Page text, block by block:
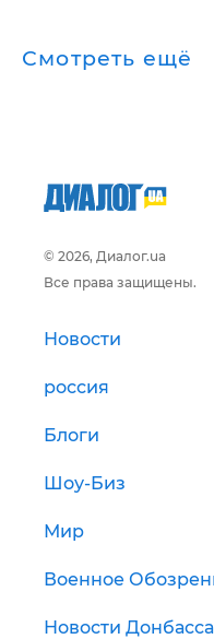
Смотреть ещё
© 2026, Диалог.ua
Все права защищены.
Новости
россия
Блоги
Шоу-Биз
Мир
Военное
Новости Донбасса